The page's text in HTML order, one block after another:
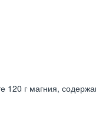
120 г магния,